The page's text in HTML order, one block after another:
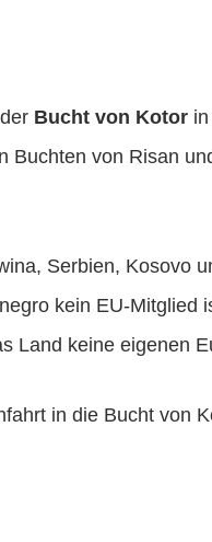
Bucht von Kotor
Buchten von Risan
Serbien, Kosovo
kein EU-Mitglied
Land keine eigenen
in die Bucht von